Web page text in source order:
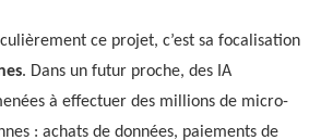
ce projet, c’est sa focalisation
. Dans un futur proche, des IA
à effectuer des millions de micro-
: achats de données, paiements de